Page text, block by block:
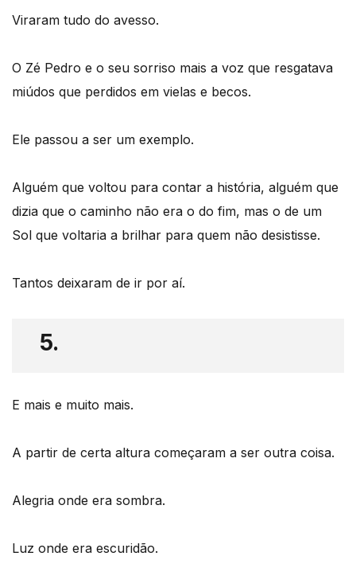
Viraram tudo do avesso.
O Zé Pedro e o seu sorriso mais a voz que resgatava
miúdos que perdidos em vielas e becos.
Ele passou a ser um exemplo.
Alguém que voltou para contar a história, alguém que
dizia que o caminho não era o do fim, mas o de um
Sol que voltaria a brilhar para quem não desistisse.
Tantos deixaram de ir por aí.
5.
E mais e muito mais.
A partir de certa altura começaram a ser outra coisa.
Alegria onde era sombra.
Luz onde era escuridão.